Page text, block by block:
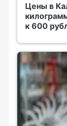
Цены в
к 600